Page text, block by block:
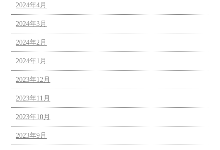
2024年4月
2024年3月
2024年2月
2024年1月
2023年12月
2023年11月
2023年10月
2023年9月